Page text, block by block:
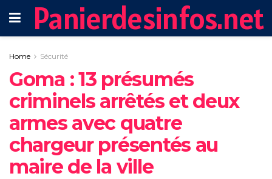
Panierdesinfos.net
Home Sécurité
Goma : 13 présumés
criminels arrêtés et deux
armes avec quatre
chargeur présentés au
maire de la ville